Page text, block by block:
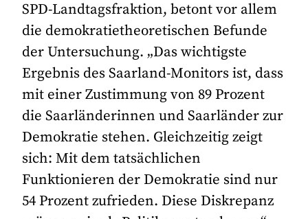
SPD-Landtagsfraktion, betont vor allem
die demokratietheoretischen Befunde
der Untersuchung. „Das wichtigste
Ergebnis des Saarland-Monitors ist, dass
mit einer Zustimmung von 89 Prozent
die Saarländerinnen und Saarländer zur
Demokratie stehen. Gleichzeitig zeigt
sich: Mit dem tatsächlichen
Funktionieren der Demokratie sind nur
54 Prozent zufrieden. Diese Diskrepanz